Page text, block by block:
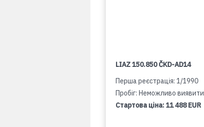
LIAZ 150.850 ČKD-AD14
Перша реєстрація: 1/1990
Пробіг: Неможливо виявити
Стартова ціна:11 488 EUR